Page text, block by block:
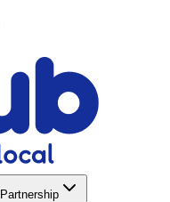
Partnership